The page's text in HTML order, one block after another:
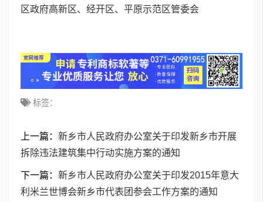
区政府高新区、经开区、平原示范区管委会
标签：
上一篇： 新乡市人民政府办公室关于印发新乡市开展
拆除违法建筑集中行动实施方案的通知
下一篇： 新乡市人民政府办公室关于印发2015年意大
利米兰世博会新乡市代表团参会工作方案的通知